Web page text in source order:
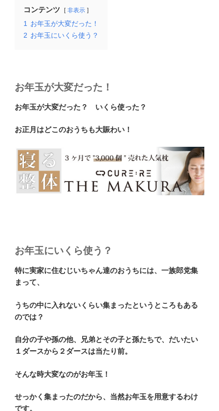
コンテンツ 非表示
1
お年玉が大変だった！
2 お年玉にいくら使う？
お年玉が大変だった！
お年玉が大変だった？ いくら使った？
お正月はどこのおうちも大賑わい！
お年玉にいくら使う？
特に実家に住むじいちゃん達のおうちには、一族郎党集
まって、
うちの中に入れないくらい集まったというところもある
のでは？
自分の子や孫の他、兄弟とその子と孫たちで、だいたい
１ダースから２ダースは当たり前。
そんな時大変なのがお年玉！
せっかく集まったのだから、当然お年玉を用意するわけ
です。